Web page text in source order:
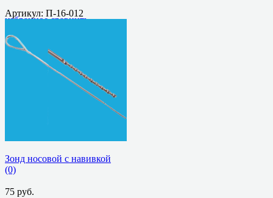
избранное сравнить
Артикул: П-16-012
Зонд носовой с навивкой
(0)
75 руб.